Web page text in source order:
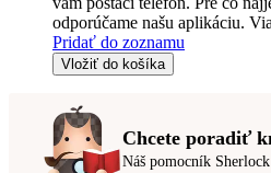
odporúčame našu aplikáciu.
Pridať do zoznamu
Vložiť do košíka
Chcete poradiť
Náš pomocník